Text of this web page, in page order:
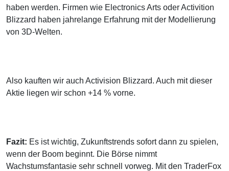
haben werden. Firmen wie Electronics Arts oder Activition
Blizzard haben jahrelange Erfahrung mit der Modellierung
von 3D-Welten.
Also kauften wir auch Activision Blizzard. Auch mit dieser
Aktie liegen wir schon +14 % vorne.
Fazit: Es ist wichtig, Zukunftstrends sofort dann zu spielen,
wenn der Boom beginnt. Die Börse nimmt
Wachstumsfantasie sehr schnell vorweg. Mit den TraderFox